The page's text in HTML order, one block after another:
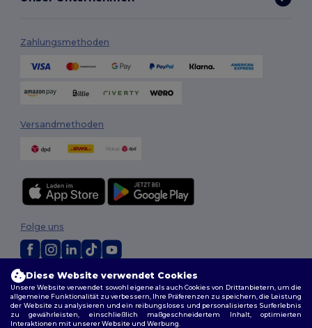
Zahlungsmethoden
Versandmethoden
2026. Alle Rechte vorbehalten
Allgemeine Geschäftsbedingungen|Personalisierungsrichtlinien|
Datenschutzbestimmungen| Cookie-Richtlinie|Site Map
Folge uns
Diese Website verwendet Cookies
Unsere Website verwendet sowohl eigene als auch Cookies von Drittanbietern, um die
allgemeine Funktionalität zu verbessern, Ihre Präferenzen zu speichern, die Leistung
der Website zu analysieren und ein reibungsloses und personalisiertes Surferlebnis
zu gewährleisten, einschließlich maßgeschneidertem Inhalt, optimierten
Interaktionen mit unserer Website und Werbung.